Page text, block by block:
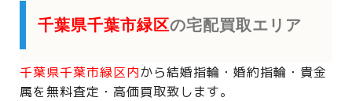
千葉県千葉市緑区の宅配買取エリア
千葉県千葉市緑区内から結婚指輪・婚約指輪・貴金
属を無料査定・高価買取致します。